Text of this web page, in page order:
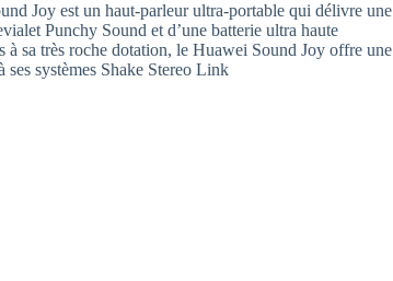
Joy est un haut-parleur ultra-portable qui délivre une
Punchy Sound et d’une batterie ultra haute
sa très roche dotation, le Huawei Sound Joy offre une
systèmes Shake Stereo Link